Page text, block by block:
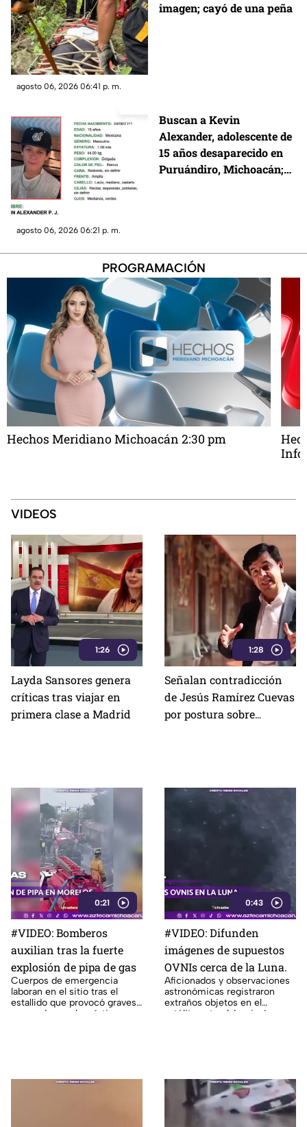
imagen; cayó de una peña
agosto 06, 2026 06:41 p. m.
Buscan a Kevin
Alexander, adolescente de
15 años desaparecido en
Puruándiro, Michoacán;
agosto 06, 2026 06:21 p. m.
PROGRAMACIÓN
Hechos Meridiano Michoacán 2:30 pm
VIDEOS
1:26
Layda Sansores genera
críticas tras viajar en
primera clase a Madrid
1:28
Señalan contradicción
de Jesús Ramírez Cuevas
por postura sobre
0:21
#VIDEO: Bomberos
auxilian tras la fuerte
explosión de pipa de gas
Cuerpos de emergencia
laboran en el sitio tras el
estallido que provocó graves
quemaduras a las víctimas en
0:43
#VIDEO: Difunden
imágenes de supuestos
OVNIs cerca de la Luna.
Aficionados y observaciones
astronómicas registraron
extraños objetos en el
satélite natural. Las imágenes